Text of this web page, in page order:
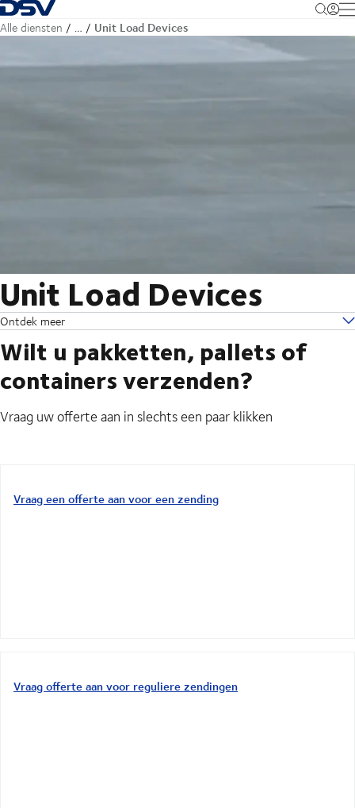
Terug naar startpagina
Alle diensten … Unit Load Devices
Unit Load Devices
Ontdek meer
Wilt u pakketten, pallets of
containers verzenden?
Vraag uw offerte aan in slechts een paar klikken
Vraag een offerte aan voor een zending
Vraag offerte aan voor reguliere zendingen